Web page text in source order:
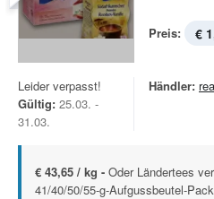
Preis: €
Leider verpasst!
Gültig: 25.03. -
31.03.
Händler:
€ 43,65 / kg - Oder Ländertees
41/40/50/55-g-Aufgussbeutel-